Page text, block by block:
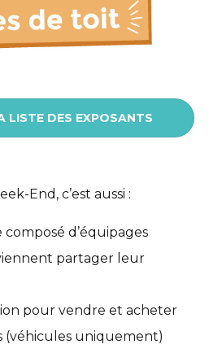
LISTE DES EXPOSANTS
End, c’est aussi :
d’équipages
partager leur
pour vendre et acheter
(véhicules uniquement)